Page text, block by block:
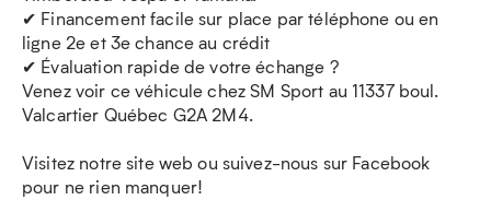
✔ Financement facile sur place par téléphone ou en
ligne 2e et 3e chance au crédit
✔ Évaluation rapide de votre échange ?
Venez voir ce véhicule chez SM Sport au 11337 boul.
Valcartier Québec G2A 2M4.
Visitez notre site web ou suivez-nous sur Facebook
pour ne rien manquer!